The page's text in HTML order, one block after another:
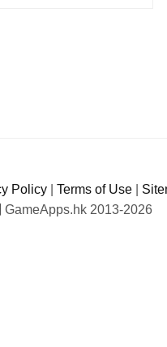
Policy| Terms of Use|
2013-2026